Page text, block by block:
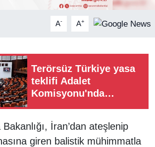
A- A+
Terörsüz Türkiye yasa
teklifi Adalet
Komisyonu'nda
İran’dan ateşlenip
giren balistik mühimmatla